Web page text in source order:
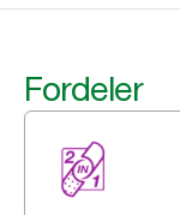
Fordeler